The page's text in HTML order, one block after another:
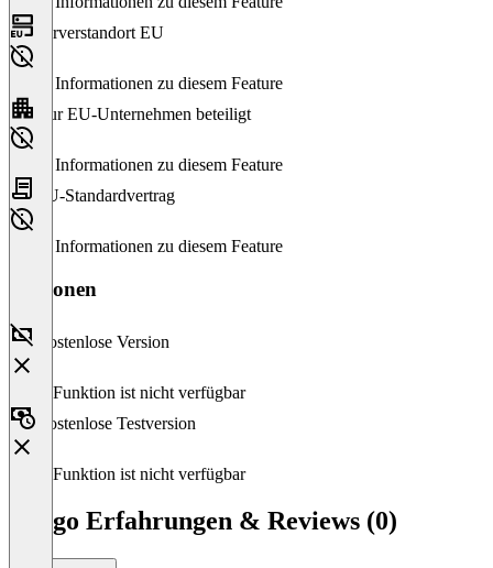
Serverstandort EU
Keine Informationen zu diesem Feature
Nur EU-Unternehmen beteiligt
Keine Informationen zu diesem Feature
EU-Standardvertrag
Keine Informationen zu diesem Feature
Versionen
Kostenlose Version
Diese Funktion ist nicht verfügbar
Kostenlose Testversion
Diese Funktion ist nicht verfügbar
Cargo Erfahrungen & Reviews (0)